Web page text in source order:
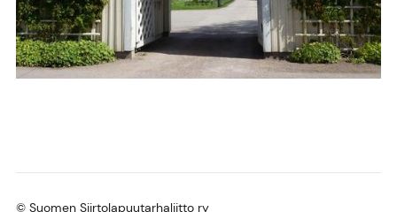
© Suomen Siirtolapuutarhaliitto ry